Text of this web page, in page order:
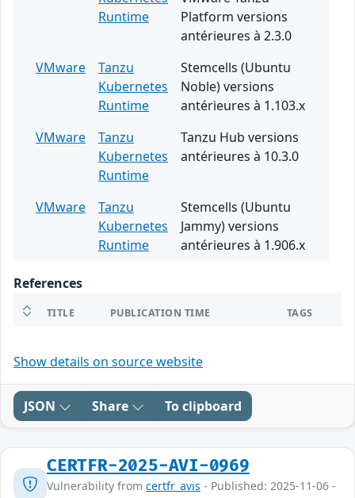
Runtime
Platform versions
antérieures à 2.3.0
VMware
Tanzu
Kubernetes
Runtime
Stemcells (Ubuntu
Noble) versions
antérieures à 1.103.x
VMware
Tanzu
Kubernetes
Runtime
Tanzu Hub versions
antérieures à 10.3.0
VMware
Tanzu
Kubernetes
Runtime
Stemcells (Ubuntu
Jammy) versions
antérieures à 1.906.x
References
TITLE PUBLICATION TIME TAGS
Show details on source website
JSON Share To clipboard
CERTFR-2025-AVI-0969
Vulnerability from certfr_avis - Published: 2025-11-06 -